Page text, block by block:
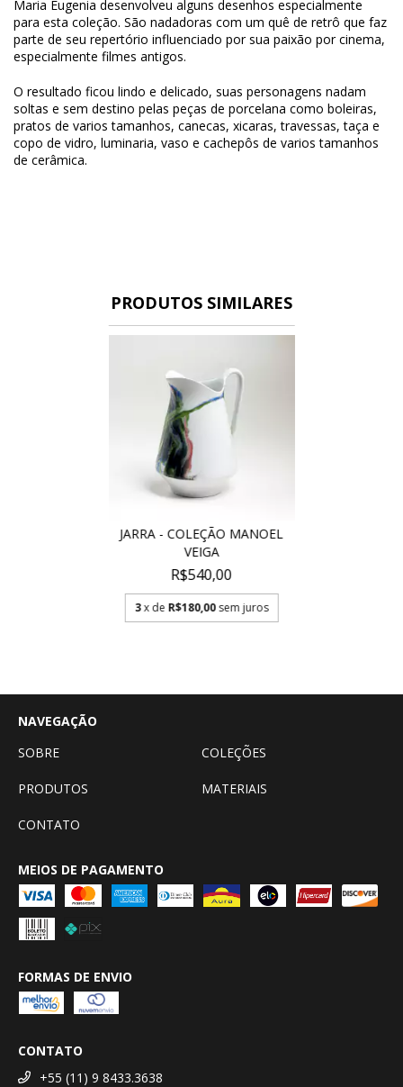
Maria Eugenia desenvolveu alguns desenhos especialmente
para esta coleção. São nadadoras com um quê de retrô que faz
parte de seu repertório influenciado por sua paixão por cinema,
especialmente filmes antigos.
O resultado ficou lindo e delicado, suas personagens nadam
soltas e sem destino pelas peças de porcelana como boleiras,
pratos de varios tamanhos, canecas, xicaras, travessas, taça e
copo de vidro, luminaria, vaso e cachepôs de varios tamanhos
de cerâmica.
PRODUTOS SIMILARES
JARRA - COLEÇÃO MANOEL
VEIGA
R$540,00
3x de R$180,00 sem juros
NAVEGAÇÃO
SOBRE
COLEÇÕES
PRODUTOS MATERIAIS
CONTATO
MEIOS DE PAGAMENTO
FORMAS DE ENVIO
CONTATO
+55 (11) 9 8433.3638